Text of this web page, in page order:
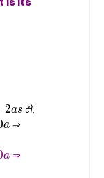
as से,
⇒
⇒